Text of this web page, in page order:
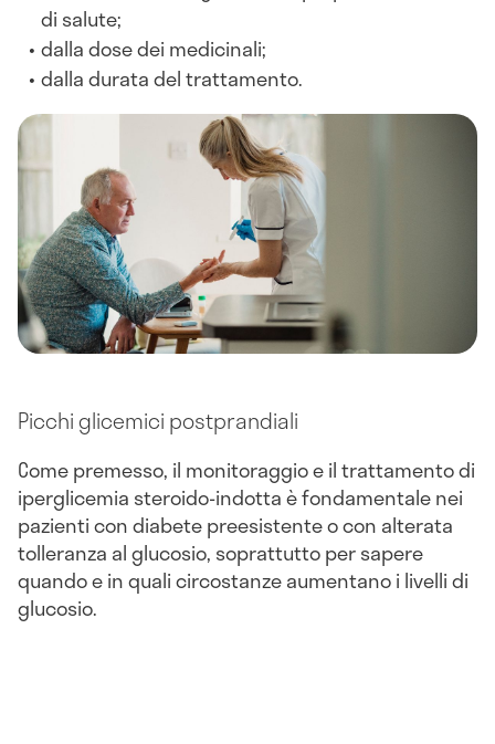
di salute;
dalla dose dei medicinali;
dalla durata del trattamento.
Picchi glicemici postprandiali
Come premesso, il monitoraggio e il trattamento di
iperglicemia steroido-indotta è fondamentale nei
pazienti con diabete preesistente o con alterata
tolleranza al glucosio, soprattutto per sapere
quando e in quali circostanze aumentano i livelli di
glucosio.